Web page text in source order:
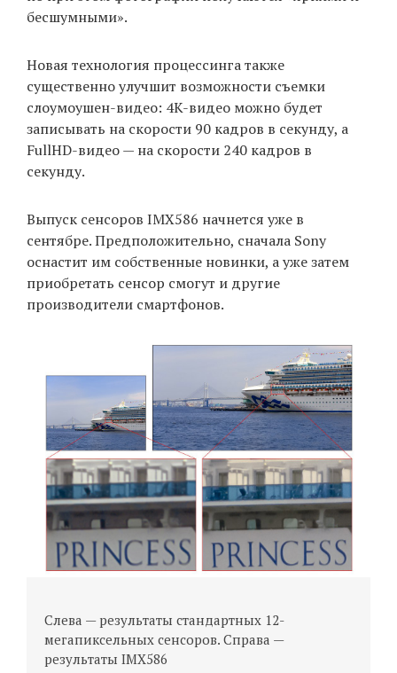
бесшумными».
Новая технология процессинга также
существенно улучшит возможности съемки
слоумоушен-видео: 4K-видео можно будет
записывать на скорости 90 кадров в секунду, а
FullHD-видео — на скорости 240 кадров в
секунду.
Выпуск сенсоров IMX586 начнется уже в
сентябре. Предположительно, сначала Sony
оснастит им собственные новинки, а уже затем
приобретать сенсор смогут и другие
производители смартфонов.
Слева — результаты стандартных 12-
мегапиксельных сенсоров. Справа —
результаты IMX586